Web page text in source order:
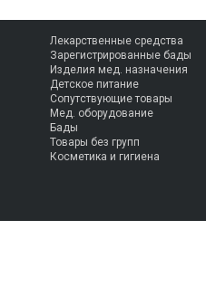
Лекарственные средства
Зарегистрированные бады
Изделия мед. назначения
Детское питание
Сопутствующие товары
Мед. оборудование
Бады
Товары без групп
Косметика и гигиена